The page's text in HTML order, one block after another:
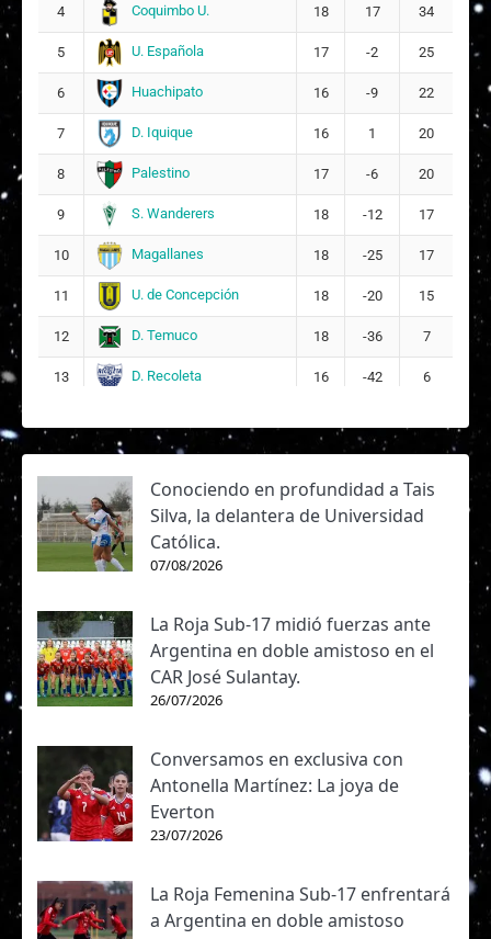
4 Coquimbo U. 18 17 34
5 U. Española 17 -2 25
6 Huachipato 16 -9 22
7 D. Iquique 16 1 20
8 Palestino 17 -6 20
9 S. Wanderers 18 -12 17
10 Magallanes 18 -25 17
11 U. de Concepción 18 -20 15
12 D. Temuco 18 -36 7
13 D. Recoleta 16 -42 6
Conociendo en profundidad a Tais
Silva, la delantera de Universidad
Católica.
07/08/2026
La Roja Sub-17 midió fuerzas ante
Argentina en doble amistoso en el
CAR José Sulantay.
26/07/2026
Conversamos en exclusiva con
Antonella Martínez: La joya de
Everton
23/07/2026
La Roja Femenina Sub-17 enfrentará
a Argentina en doble amistoso